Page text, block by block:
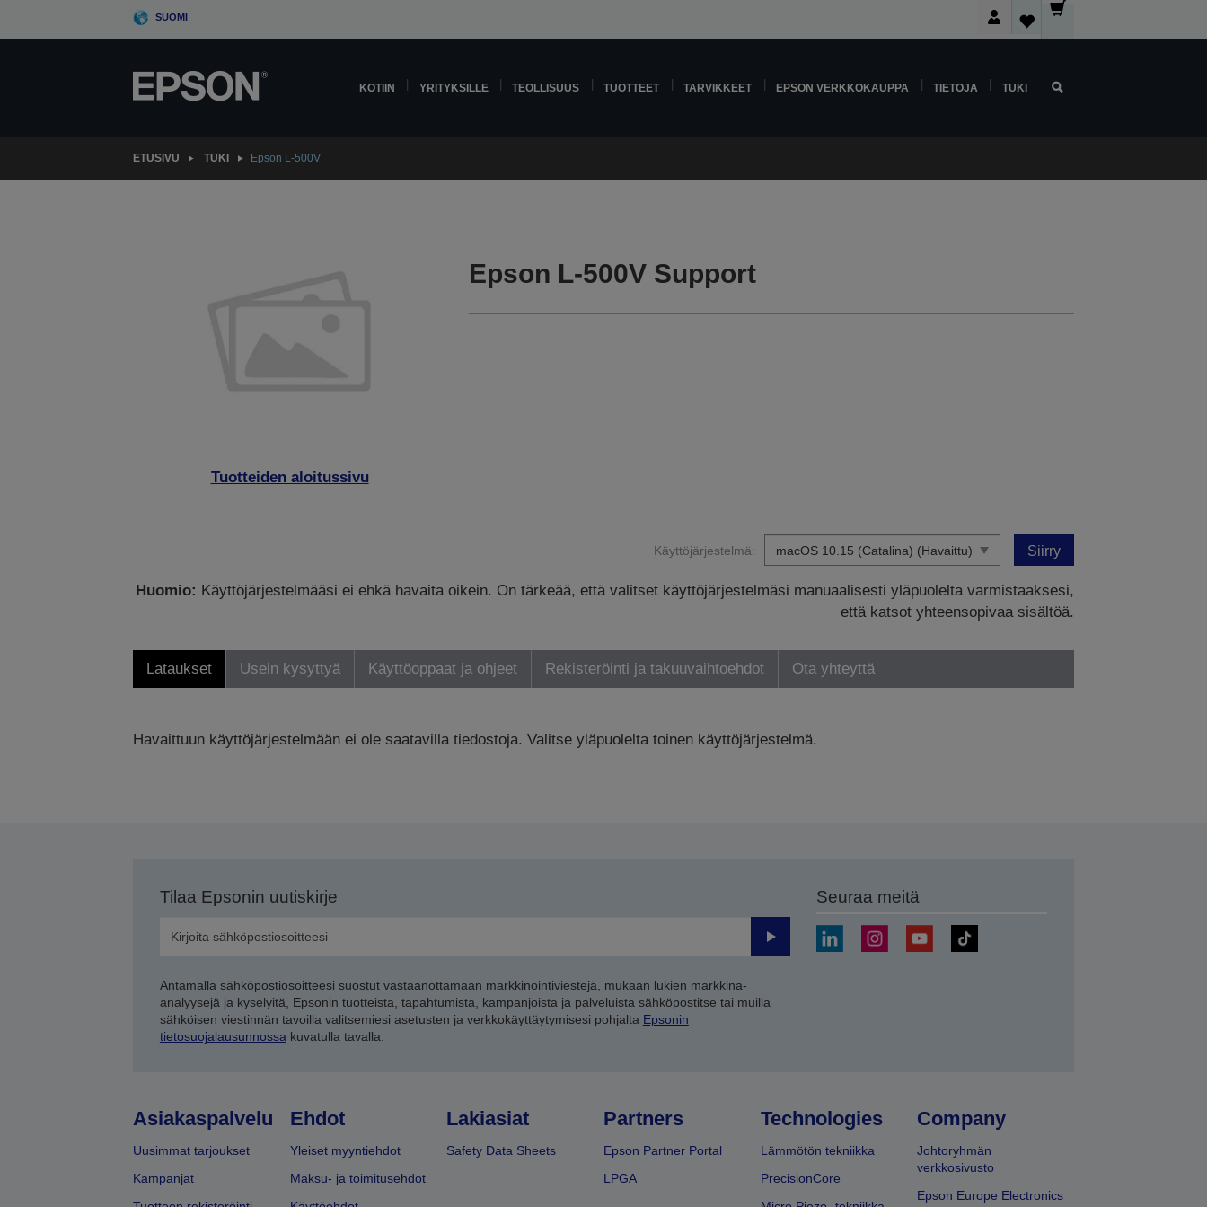
SUOMI
KOTIIN YRITYKSILLE TEOLLISUUS TUOTTEET TARVIKKEET EPSON VERKKOKAUPPA TIETOJA TUKI
ETUSIVU TUKI Epson L-500V
Tuotteiden aloitussivu
Epson L-500V Support
Käyttöjärjestelmä: Siirry
Huomio: Käyttöjärjestelmääsi ei ehkä havaita oikein. On tärkeää, että valitset käyttöjärjestelmäsi manuaalisesti yläpuolelta varmistaaksesi,
että katsot yhteensopivaa sisältöä.
Lataukset Usein kysyttyä Käyttöoppaat ja ohjeet Rekisteröinti ja takuuvaihtoehdot Ota yhteyttä
Havaittuun käyttöjärjestelmään ei ole saatavilla tiedostoja. Valitse yläpuolelta toinen käyttöjärjestelmä.
Tilaa Epsonin uutiskirje
Lähetä
Antamalla sähköpostiosoitteesi suostut vastaanottamaan markkinointiviestejä, mukaan lukien markkina-
analyysejä ja kyselyitä, Epsonin tuotteista, tapahtumista, kampanjoista ja palveluista sähköpostitse tai muilla
sähköisen viestinnän tavoilla valitsemiesi asetusten ja verkkokäyttäytymisesi pohjalta Epsonin
tietosuojalausunnossakuvatulla tavalla.
Seuraa meitä
Asiakaspalvelu
Uusimmat tarjoukset
Kampanjat
Ehdot
Yleiset myyntiehdot
Maksu- ja toimitusehdot
Lakiasiat
Safety Data Sheets
Partners
Epson Partner Portal
LPGA
Technologies
Lämmötön tekniikka
PrecisionCore
Company
Johtoryhmän
verkkosivusto
Epson Europe Electronics